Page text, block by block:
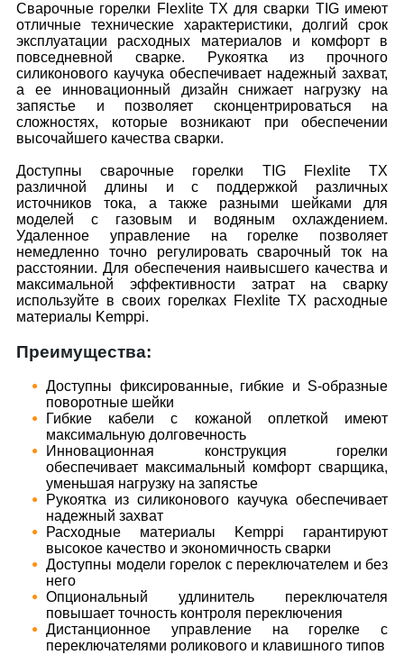
Сварочные горелки Flexlite TX для сварки TIG имеют
отличные технические характеристики, долгий срок
эксплуатации расходных материалов и комфорт в
повседневной сварке. Рукоятка из прочного
силиконового каучука обеспечивает надежный захват,
а ее инновационный дизайн снижает нагрузку на
запястье и позволяет сконцентрироваться на
сложностях, которые возникают при обеспечении
высочайшего качества сварки.
Доступны сварочные горелки TIG Flexlite TX
различной длины и с поддержкой различных
источников тока, а также разными шейками для
моделей с газовым и водяным охлаждением.
Удаленное управление на горелке позволяет
немедленно точно регулировать сварочный ток на
расстоянии. Для обеспечения наивысшего качества и
максимальной эффективности затрат на сварку
используйте в своих горелках Flexlite TX расходные
материалы Kemppi.
Преимущества:
Доступны фиксированные, гибкие и S-образные
поворотные шейки
Гибкие кабели с кожаной оплеткой имеют
максимальную долговечность
Инновационная конструкция горелки
обеспечивает максимальный комфорт сварщика,
уменьшая нагрузку на запястье
Рукоятка из силиконового каучука обеспечивает
надежный захват
Расходные материалы Kemppi гарантируют
высокое качество и экономичность сварки
Доступны модели горелок с переключателем и без
него
Опциональный удлинитель переключателя
повышает точность контроля переключения
Дистанционное управление на горелке с
переключателями роликового и клавишного типов